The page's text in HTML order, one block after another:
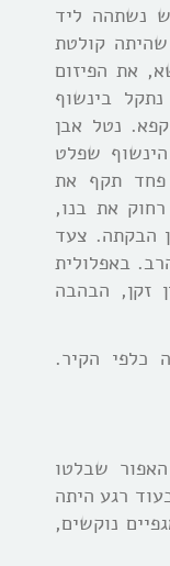
נשתהה ליד
קולטת
את הפיזום
בינשוף
נטל אבן
שפלט
פחד תקף את
את בנו,
הבקתה. צעד
באפלולית
זקן, הבהבה
כלפי הקיר.
שבלטו
רגע היתה
נוקשים,